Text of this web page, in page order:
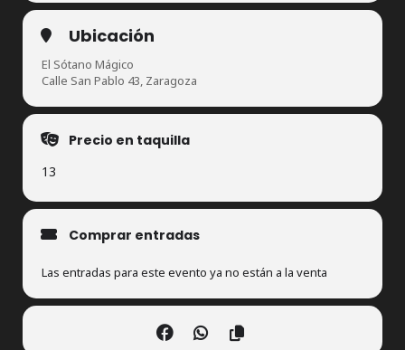
Ubicación
El Sótano Mágico
Calle San Pablo 43, Zaragoza
Precio en taquilla
13
Comprar entradas
Las entradas para este evento ya no están a la venta